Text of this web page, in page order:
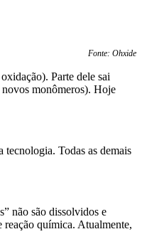
Fonte: Ohxide
Parte dele sai
novos monômeros). Hoje
tecnologia. Todas as demais
não são dissolvidos e
reação química. Atualmente,